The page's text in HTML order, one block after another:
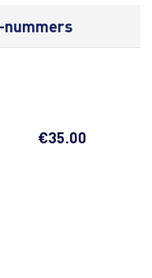
nummers
€35.00